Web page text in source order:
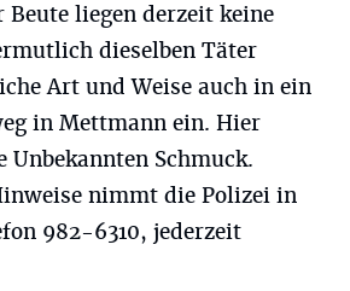
Beute liegen derzeit keine
dieselben Täter
Art und Weise auch in ein
in Mettmann ein. Hier
Unbekannten Schmuck.
nimmt die Polizei in
982-6310, jederzeit